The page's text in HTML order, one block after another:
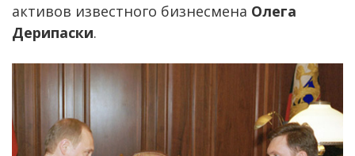
активов известного бизнесмена Олега
Дерипаски.